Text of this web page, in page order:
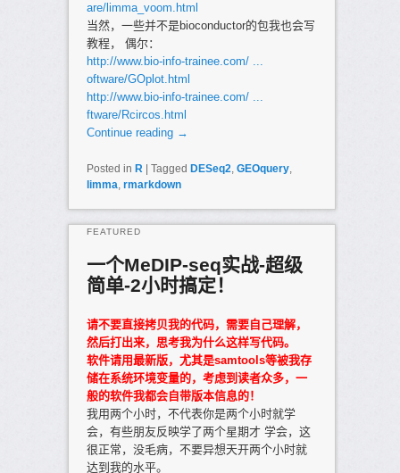
are/limma_voom.html
当然，一些并不是bioconductor的包我也会写
教程， 偶尔：
http://www.bio-info-trainee.com/ ...
oftware/GOplot.html
http://www.bio-info-trainee.com/ ...
ftware/Rcircos.html
Continue reading →
Posted in R Tagged DESeq2, GEOquery,
limma, rmarkdown
一个MeDIP-seq实战-超级
简单-2小时搞定！
FEATURED
请不要直接拷贝我的代码，需要自己理解，
然后打出来，思考我为什么这样写代码。
软件请用最新版，尤其是samtools等被我存
储在系统环境变量的，考虑到读者众多，一
般的软件我都会自带版本信息的！
我用两个小时，不代表你是两个小时就学
会，有些朋友反映学了两个星期才 学会，这
很正常，没毛病，不要异想天开两个小时就
达到我的水平。